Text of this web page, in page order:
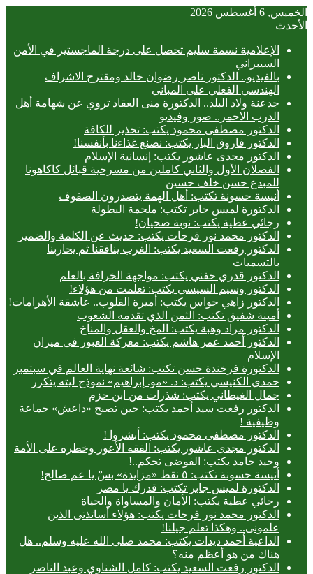
الخميس, 6 أغسطس 2026
الأحدث
الإعلامية نسمة سليم تحصل على درجة الماجستير في الأمن
السيبراني
بالفيديو.. ‎الدكتور ناصر رضوان خالد ومقترح الاشراف
الهندسي الفعلي على المباني
جدعنة ولاد البلد.. الدكتورة منى العقاد تروي عن شهامة أهل
الدرب الاحمر.. صور وفيديو
الدكتور مصطفى محمود يكتب: تحذير للكافة
الدكتور فاروق الباز يكتب: نصنع غذاءنا بأنفسنا!
الدكتور مجدى عاشور يكتب: إنسانية الإسلام
الفصلان الأول والثاني كاملين من مسرحية قبائل كاكاهونا
للمبدع حسن خلف حسين
أنيسة حسونة تكتب: أهل الهمة يتصدرون الصفوف
الدكتورة لميس جابر تكتب: ملحمة البطولة
رجائي عطية يكتب: نوبة صحيان!
الدكتور محمد نور فرحات يكتب: حديث عن الكلمة والضمير
الدكتور رفعت السعيد يكتب: الغرب ينافقنا ثم يحاربنا
بالتسميات
الدكتور قدري حفني يكتب: مواجهة الخرافة بالعلم
الدكتور وسيم السيسي يكتب: تعلمت من هؤلاء!
الدكتور زاهي حواس يكتب: أميرة القلوب.. عاشقة الأهرامات!
أمينة شفيق تكتب: الثمن الذي تقدمه الشعوب
الدكتور مراد وهبة يكتب: المخ والعقل والمناخ
الدكتور أحمد عمر هاشم يكتب: معركة العبور فى ميزان
الإسلام
الدكتورة فرخندة حسن تكتب: شائعة نهاية العالم في سبتمبر
حمدي الكنيسي يكتب: د. «مو. إبراهيم» نموذج ليته يتكرر
جمال الغيطاني يكتب: شذرات من ابن حزم
الدكتور رفعت سيد أحمد يكتب: حين تصبح «داعش» جماعة
وظيفية !
الدكتور مصطفى محمود يكتب: أبشروا !
الدكتور مجدى عاشور يكتب: الفقه الأعور وخطره على الأمة
وحيد حامد يكتب: الفوضى تحكم..!
أنيسة حسونة تكتب: ٥ نقط «مزايدة» بسْ يا عم صالح!
الدكتورة لميس جابر تكتب: قدرك يا مصر
رجائي عطية يكتب: الأمان والمساواة والحياة
الدكتور محمد نور فرحات يكتب: هؤلاء أساتذتى الذين
علمونى.. وهكذا تعلم جيلنا!
الداعية أحمد ديدات يكتب: محمد صلى الله عليه وسلم.. هل
هناك من هو أعظم منه؟
الدكتور رفعت السعيد يكتب: كامل الشناوي وعبد الناصر